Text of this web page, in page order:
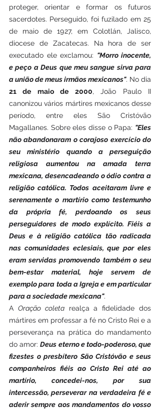
proteger, orientar e formar os futuros
sacerdotes. Perseguido, foi fuzilado em 25
de maio de 1927, em Colotlán, Jalisco,
diocese de Zacatecas. Na hora de ser
executado ele exclamou: "Morro inocente,
e peço a Deus que meu sangue sirva para
a união de meus irmãos mexicanos"
21 de maio de 2000, João Paulo II
canonizou vários mártires mexicanos desse
período, entre eles São Cristóvão
Magallanes. Sobre eles disse o Papa: "Eles
não abandonaram o corajoso exercício do
seu ministério quando a perseguição
religiosa aumentou na amada terra
mexicana, desencadeando o ódio contra a
religião católica. Todos aceitaram livre e
serenamente o martírio como testemunho
da própria fé, perdoando os seus
perseguidores de modo explícito. Fiéis a
Deus e à religião católica tão radicada
nas comunidades eclesiais, que por eles
eram servidas promovendo também o seu
bem-estar material, hoje servem de
exemplo para toda a Igreja e em particular
para a sociedade mexicana".
A Oração coleta realça a fidelidade dos
mártires em professar a fé no Cristo Rei e a
perseverança na prática do mandamento
do amor: Deus eterno e todo-poderoso, que
fizestes o presbítero São Cristóvão e seus
companheiros fiéis ao Cristo Rei até ao
martírio, concedei-nos, por sua
intercessão, perseverar na verdadeira fé e
aderir sempre aos mandamentos do vosso